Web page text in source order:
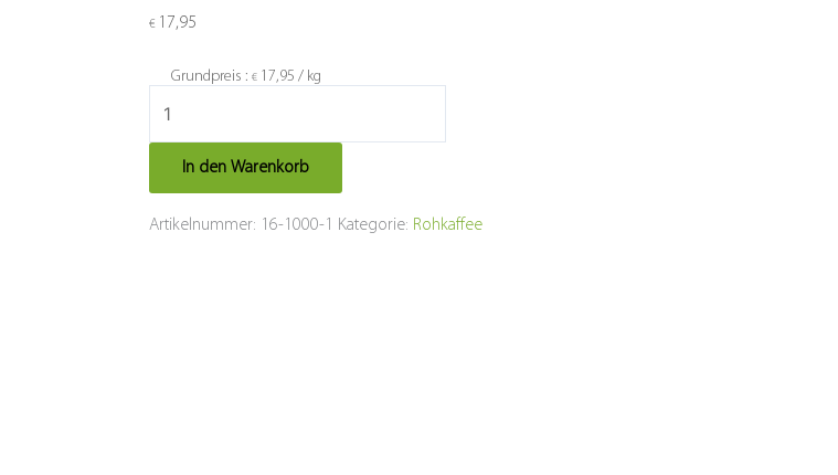
€ 17,95
Grundpreis : € 17,95 / kg
(SCA
Points)
In den Warenkorb
Artikelnummer: 16-1000-1 Kategorie: Rohkaffee